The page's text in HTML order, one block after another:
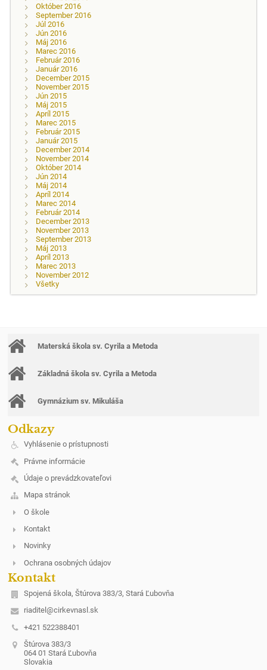
Október 2016
September 2016
Júl 2016
Jún 2016
Máj 2016
Marec 2016
Február 2016
Január 2016
December 2015
November 2015
Jún 2015
Máj 2015
Apríl 2015
Marec 2015
Február 2015
Január 2015
December 2014
November 2014
Október 2014
Jún 2014
Máj 2014
Apríl 2014
Marec 2014
Február 2014
December 2013
November 2013
September 2013
Máj 2013
Apríl 2013
Marec 2013
November 2012
Všetky
Materská škola sv. Cyrila a Metoda
Základná škola sv. Cyrila a Metoda
Gymnázium sv. Mikuláša
Odkazy
Vyhlásenie o prístupnosti
Právne informácie
Údaje o prevádzkovateľovi
Mapa stránok
O škole
Kontakt
Novinky
Ochrana osobných údajov
Kontakt
Spojená škola, Štúrova 383/3, Stará Ľubovňa
riaditel@cirkevnasl.sk
+421 522388401
Štúrova 383/3
064 01 Stará Ľubovňa
Slovakia